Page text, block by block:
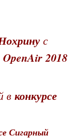
с
2018
в конкурсе
Сигарный